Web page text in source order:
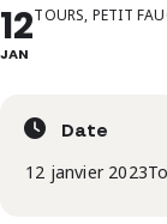
12
JAN
TOURS, PETIT
Date
12 janvier 2023